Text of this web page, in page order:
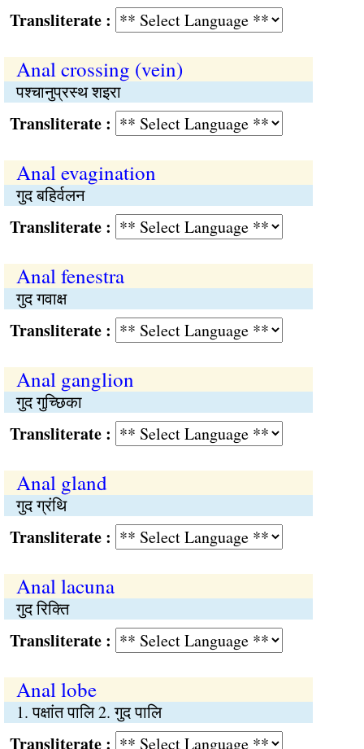
:
Anal crossing (vein)
पश्चानुप्रस्थ शइरा
:
Anal evagination
गुद बहिर्वलन
:
Anal fenestra
गुद गवाक्ष
:
Anal ganglion
गुद गुच्छिका
:
Anal gland
गुद ग्रंथि
:
Anal lacuna
गुद रिक्ति
:
Anal lobe
1. पक्षांत पालि 2. गुद पालि
: